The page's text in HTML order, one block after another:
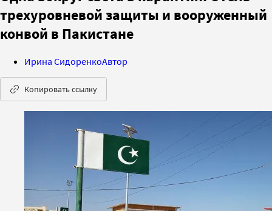
трехуровневой защиты и вооруженный
конвой в Пакистане
Ирина СидоренкоАвтор
Копировать ссылку